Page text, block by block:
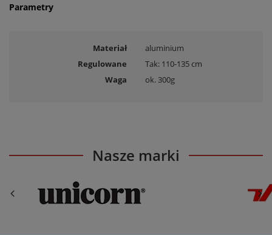
Parametry
Materiał
aluminium
Regulowane
Tak: 110-135 cm
Waga
ok. 300g
Nasze marki